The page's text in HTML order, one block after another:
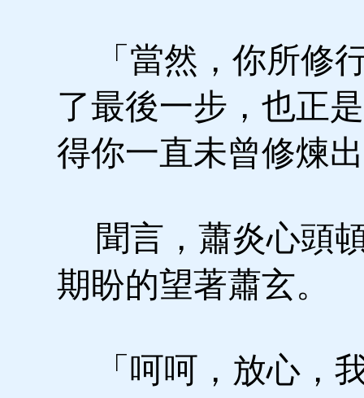
「當然，你所修
了最後一步，也正
得你一直未曾修煉
聞言，蕭炎心頭
期盼的望著蕭玄。
「呵呵，放心，